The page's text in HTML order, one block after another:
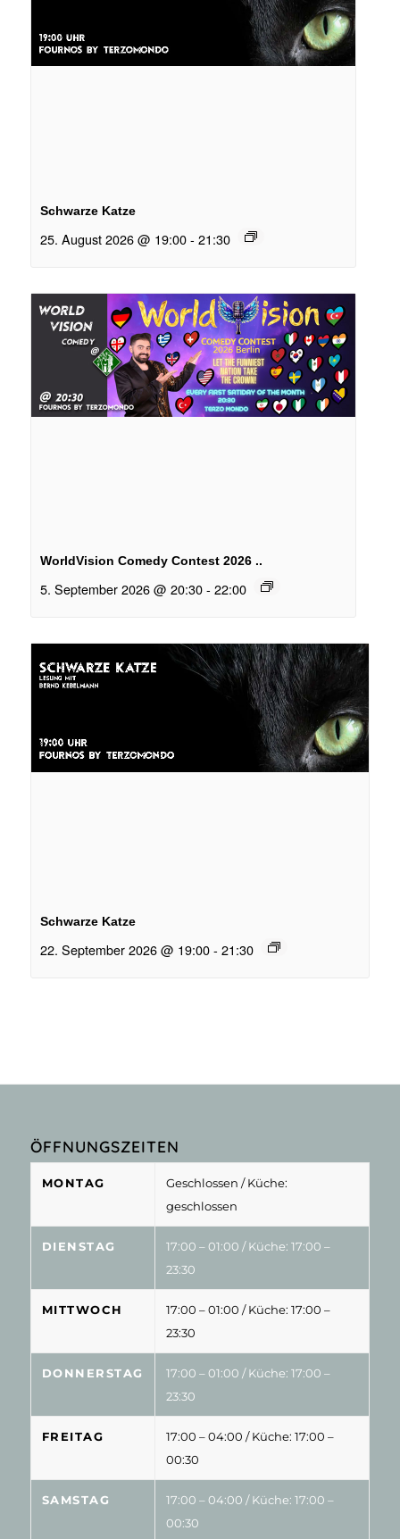
Schwarze Katze
25. August 2026 @ 19:00 - 21:30
WorldVision Comedy Contest 2026 ..
5. September 2026 @ 20:30 - 22:00
Schwarze Katze
22. September 2026 @ 19:00 - 21:30
ÖFFNUNGSZEITEN
MONTAG Geschlossen / Küche:
geschlossen
DIENSTAG 17:00 – 01:00 / Küche: 17:00 –
23:30
MITTWOCH 17:00 – 01:00 / Küche: 17:00 –
23:30
DONNERSTAG 17:00 – 01:00 / Küche: 17:00 –
23:30
FREITAG 17:00 – 04:00 / Küche: 17:00 –
00:30
SAMSTAG 17:00 – 04:00 / Küche: 17:00 –
00:30